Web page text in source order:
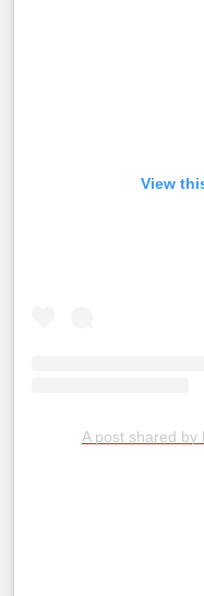
View
A post shared by